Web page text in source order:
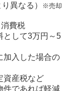
異なる）
※売却
費税
として3万円～5
加入した場合の
資産税など
件であれば軽減